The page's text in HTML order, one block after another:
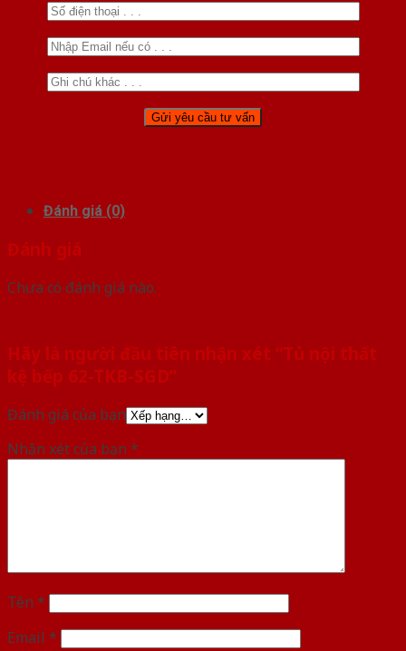
Đánh giá (0)
Đánh giá
Chưa có đánh giá nào.
Hãy là người đầu tiên nhận xét “Tủ nội thất
kệ bếp 62-TKB-SGD”
Đánh giá của bạn
Nhận xét của bạn *
Tên *
Email *